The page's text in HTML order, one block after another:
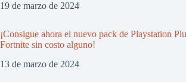
19 de marzo de 2024
¡Consigue ahora el nuevo pack de Playstation
Fortnite sin costo alguno!
13 de marzo de 2024